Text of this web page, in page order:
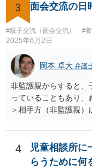
3 面会交流の日
#親子交流（面会交流） #
2025年6月2日
岡本 卓大 弁護
非監護親からすると、
っていることもあり、
＞相手方（非監護親
当に何が何でも面会交
は、あなたに対する
ういう男はDV・虐待
4
児童相談所に
らうために何